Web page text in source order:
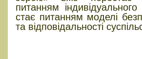
питанням
стає питанням моделі
та відповідальності